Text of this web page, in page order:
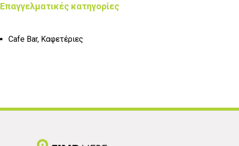
Επαγγελματικές κατηγορίες
Cafe Bar, Καφετέριες